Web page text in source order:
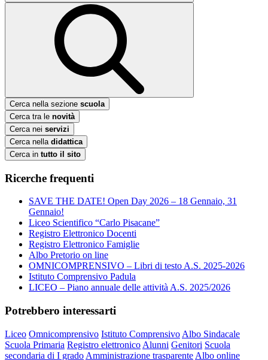
Cerca nella sezione scuola
Cerca tra le novità
Cerca nei servizi
Cerca nella didattica
Cerca in tutto il sito
Ricerche frequenti
SAVE THE DATE! Open Day 2026 – 18 Gennaio, 31
Gennaio!
Liceo Scientifico “Carlo Pisacane”
Registro Elettronico Docenti
Registro Elettronico Famiglie
Albo Pretorio on line
OMNICOMPRENSIVO – Libri di testo A.S. 2025-2026
Istituto Comprensivo Padula
LICEO – Piano annuale delle attività A.S. 2025/2026
Potrebbero interessarti
Liceo Omnicomprensivo Istituto Comprensivo Albo Sindacale
Scuola Primaria Registro elettronico Alunni Genitori Scuola
secondaria di I grado Amministrazione trasparente Albo online